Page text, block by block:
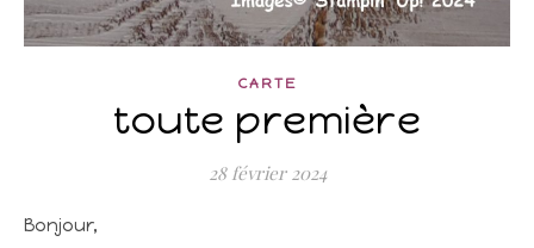
CARTE
toute première
28 février 2024
Bonjour,